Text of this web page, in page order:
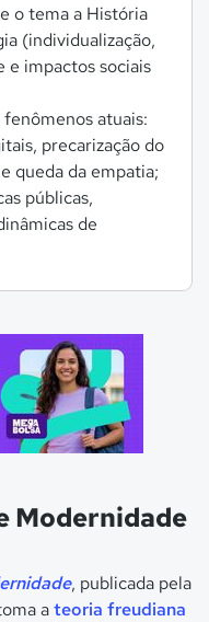
o tema a História
(individualização,
e impactos sociais
atuais:
precarização do
queda da empatia;
públicas,
de
Modernidade
, publicada pela
ateoria freudiana